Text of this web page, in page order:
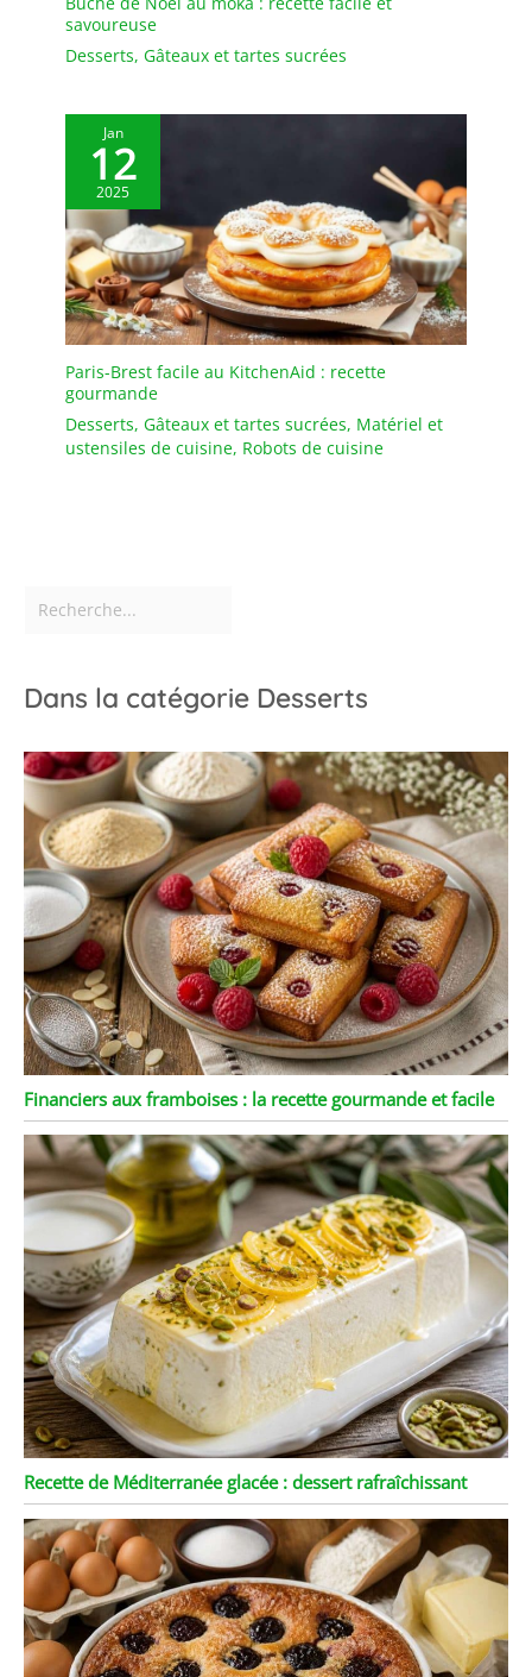
de suspension au dos,
où. Après utilisation, il
suffit d'essuyer ou de
rincer la sonde
savoureuse
Desserts, Gâteaux et tartes sucrées
Jan
12
2025
Paris-Brest facile au KitchenAid : recette
gourmande
Desserts, Gâteaux et tartes sucrées, Matériel et
ustensiles de cuisine, Robots de cuisine
Dans la catégorie Desserts
Financiers aux framboises : la recette gourmande et facile
Recette de Méditerranée glacée : dessert rafraîchissant